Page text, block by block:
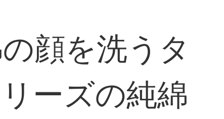
顔を洗うタ
ーズの純綿